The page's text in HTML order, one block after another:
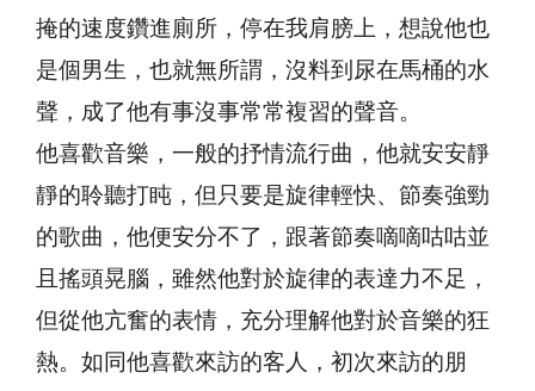
掩的速度鑽進廁所，停在我肩膀上，想說他也
是個男生，也就無所謂，沒料到尿在馬桶的水
聲，成了他有事沒事常常複習的聲音。
他喜歡音樂，一般的抒情流行曲，他就安安靜
靜的聆聽打盹，但只要是旋律輕快、節奏強勁
的歌曲，他便安分不了，跟著節奏嘀嘀咕咕並
且搖頭晃腦，雖然他對於旋律的表達力不足，
但從他亢奮的表情，充分理解他對於音樂的狂
熱。如同他喜歡來訪的客人，初次來訪的朋